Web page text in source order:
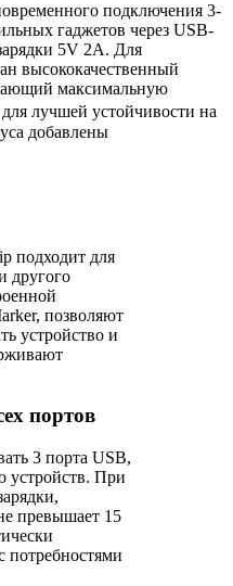
подключения 3-
гаджетов через USB-
5V 2A. Для
высококачественный
максимальную
лучшей устойчивости на
добавлены
подходит для
другого
позволяют
устройство и
портов
3 порта USB,
устройств. При
превышает 15
потребностями